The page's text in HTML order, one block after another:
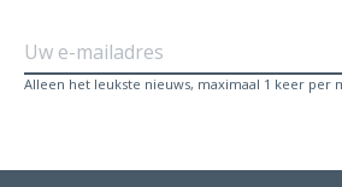
Alleen het leukste nieuws, maximaal 1 keer per